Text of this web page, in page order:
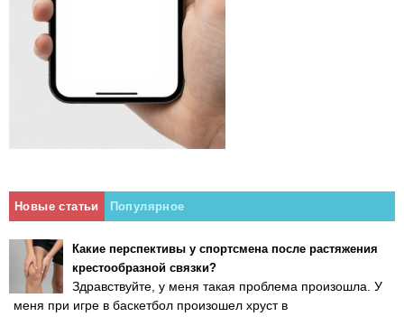
Новые статьи Популярное
Какие перспективы у спортсмена после растяжения
крестообразной связки?
Здравствуйте, у меня такая проблема произошла. У
меня при игре в баскетбол произошел хруст в